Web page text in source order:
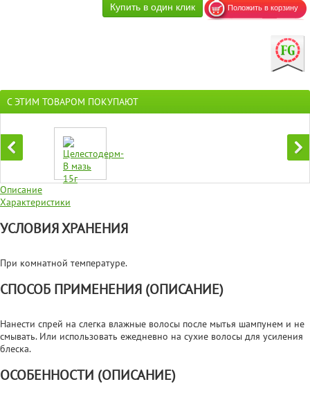
С ЭТИМ ТОВАРОМ ПОКУПАЮТ
Описание
Характеристики
УСЛОВИЯ ХРАНЕНИЯ
При комнатной температуре.
СПОСОБ ПРИМЕНЕНИЯ (ОПИСАНИЕ)
Нанести спрей на слегка влажные волосы после мытья шампунем и не
смывать. Или использовать ежедневно на сухие волосы для усиления
блеска.
ОСОБЕННОСТИ (ОПИСАНИЕ)